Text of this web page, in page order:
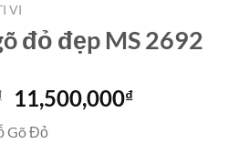
VI
đỏ đẹp MS 2692
Giá
gốc
là:
11,500,000₫Giá
Gõ Đỏ